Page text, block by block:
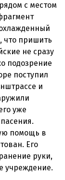
с местом
что пришить
не сразу
подозрение
поступил
и
уже
помощь в
Его
руки,
учреждение.